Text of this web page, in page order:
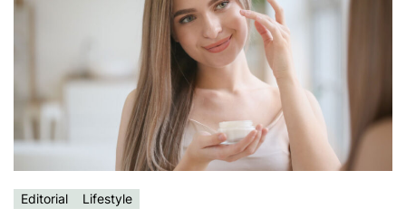
Editorial Lifestyle